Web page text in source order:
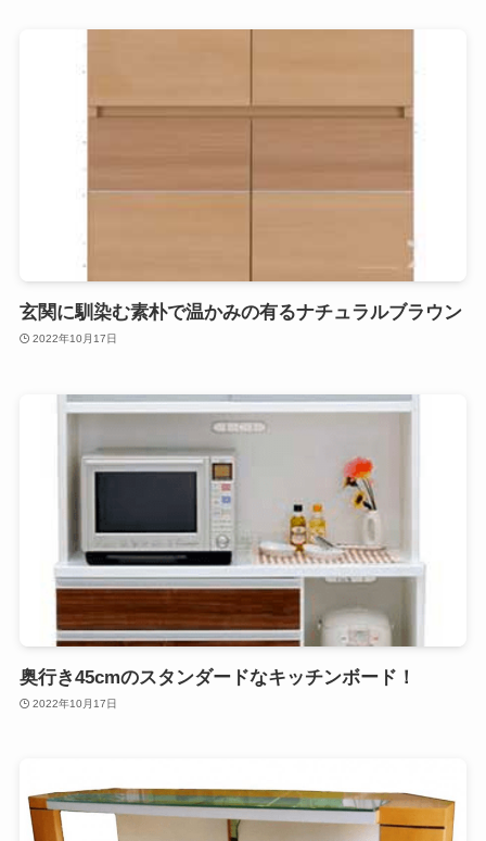
玄関に馴染む素朴で温かみの有るナチュラルブラウン
2022年10月17日
奥行き45cmのスタンダードなキッチンボード！
2022年10月17日